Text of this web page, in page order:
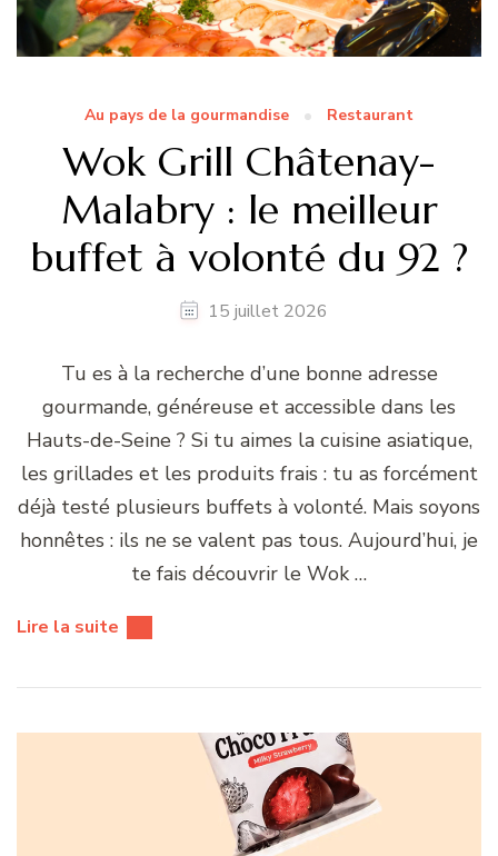
Au pays de la gourmandise Restaurant
Wok Grill Châtenay-
Malabry : le meilleur
buffet à volonté du 92 ?
15 juillet 2026
Tu es à la recherche d’une bonne adresse
gourmande, généreuse et accessible dans les
Hauts-de-Seine ? Si tu aimes la cuisine asiatique,
les grillades et les produits frais : tu as forcément
déjà testé plusieurs buffets à volonté. Mais soyons
honnêtes : ils ne se valent pas tous. Aujourd’hui, je
te fais découvrir le Wok …
Lire la suite